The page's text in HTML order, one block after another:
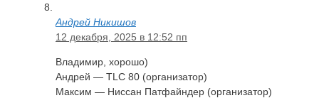
Андрей Никишов
12 декабря, 2025 в 12:52 пп
Владимир, хорошо)
Андрей — TLC 80 (организатор)
Максим — Ниссан Патфайндер (организатор)